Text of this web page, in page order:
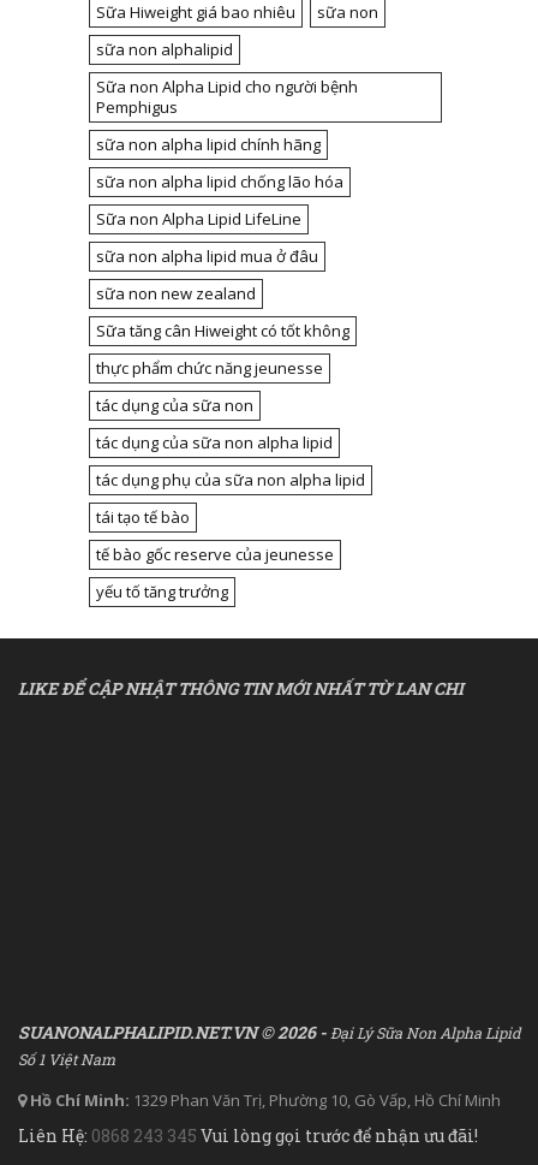
Sữa Hiweight giá bao nhiêu
sữa non
sữa non alphalipid
Sữa non Alpha Lipid cho người bệnh
Pemphigus
sữa non alpha lipid chính hãng
sữa non alpha lipid chống lão hóa
Sữa non Alpha Lipid LifeLine
sữa non alpha lipid mua ở đâu
sữa non new zealand
Sữa tăng cân Hiweight có tốt không
thực phẩm chức năng jeunesse
tác dụng của sữa non
tác dụng của sữa non alpha lipid
tác dụng phụ của sữa non alpha lipid
tái tạo tế bào
tế bào gốc reserve của jeunesse
yếu tố tăng trưởng
LIKE ĐỂ CẬP NHẬT THÔNG TIN MỚI NHẤT TỪ LAN CHI
SUANONALPHALIPID.NET.VN © 2026 -Đại Lý Sữa Non Alpha Lipid
Số 1 Việt Nam
Hồ Chí Minh: 1329 Phan Văn Trị, Phường 10, Gò Vấp, Hồ Chí Minh
Liên Hệ: 0868 243 345 Vui lòng gọi trước để nhận ưu đãi!